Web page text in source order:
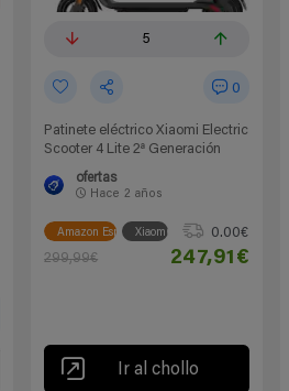
5
0
Patinete eléctrico Xiaomi Electric
Scooter 4 Lite 2ª Generación
ofertas
Hace 2 años
Amazon EspañaXiaomi
0.00€
299,99€
247,91€
Ir al chollo